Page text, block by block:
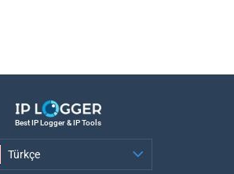
Best IP Logger & IP Tools
Türkçe